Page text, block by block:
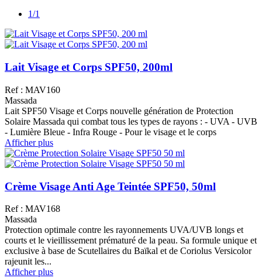
1/1
Lait Visage et Corps SPF50, 200ml
Ref : MAV160
Massada
Lait SPF50 Visage et Corps nouvelle génération de Protection
Solaire Massada qui combat tous les types de rayons : - UVA - UVB
- Lumière Bleue - Infra Rouge - Pour le visage et le corps
Afficher plus
Crème Visage Anti Age Teintée SPF50, 50ml
Ref : MAV168
Massada
Protection optimale contre les rayonnements UVA/UVB longs et
courts et le vieillissement prématuré de la peau. Sa formule unique et
exclusive à base de Scutellaires du Baïkal et de Coriolus Versicolor
rajeunit les...
Afficher plus